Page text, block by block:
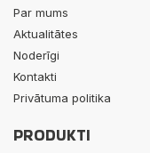
Par mums
Aktualitātes
Noderīgi
Kontakti
Privātuma politika
PRODUKTI